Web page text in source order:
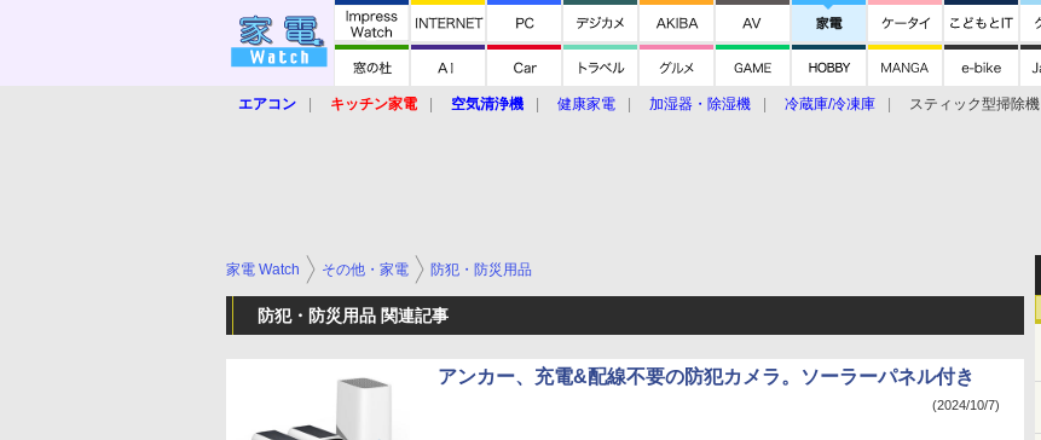
エアコン キッチン家電 空気清浄機 健康家電 加湿器・除湿機 冷蔵庫/冷凍庫 スティック型掃除機
家電 Watch その他・家電 防犯・防災用品
防犯・防災用品 関連記事
アンカー、充電&配線不要の防犯カメラ。ソーラーパネル付き
(2024/10/7)